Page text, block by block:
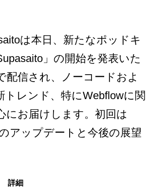
は本日、新たなポッドキ
」の開始を発表いた
配信され、ノーコードおよ
トレンド、特にWebflowに関
にお届けします。初回は
アップデートと今後の展望
詳細